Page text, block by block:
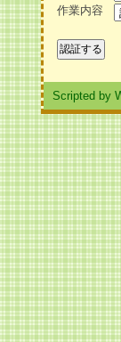
作業内容
Scripted by